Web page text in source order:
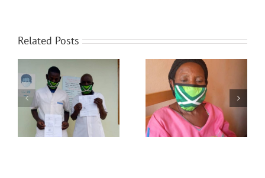
Related Posts
Masks with the
Achterhoek flag
Christmas food packages